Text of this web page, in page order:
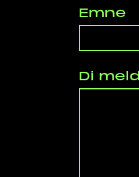
Emne
Di